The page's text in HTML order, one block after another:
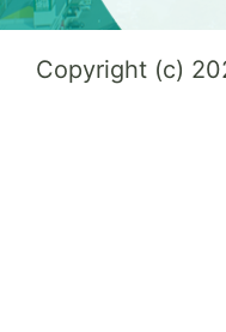
Copyright (c)